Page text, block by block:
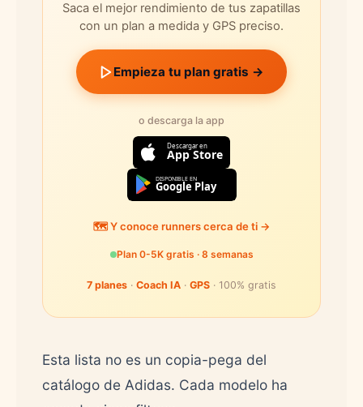
Saca el mejor rendimiento de tus zapatillas
con un plan a medida y GPS preciso.
Empieza tu plan gratis →
o descarga la app
Descargar en
App Store
DISPONIBLE EN
Google Play
🗺️ Y conoce runners cerca de ti →
Plan 0-5K gratis · 8 semanas
7 planes · Coach IA · GPS · 100% gratis
Esta lista no es un copia-pega del
catálogo de Adidas. Cada modelo ha